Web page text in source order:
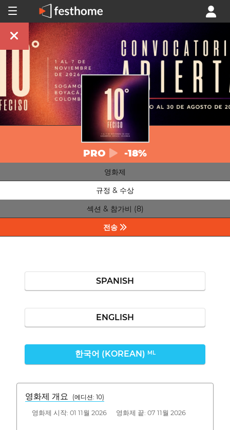
PRO -18%
영화제
규정 & 수상
섹션 & 참가비 (8)
전송
SPANISH
ENGLISH
한국어 (KOREAN) ML
영화제 개요 (에디션: 10)
영화제 시작: 01 11월 2026 영화제 끝: 07 11월 2026